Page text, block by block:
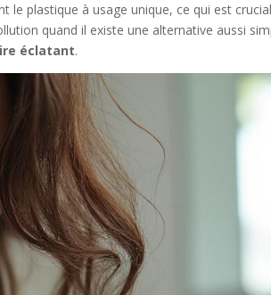
le plastique à usage unique, ce qui est
quand il existe une alternative aussi
éclatant.